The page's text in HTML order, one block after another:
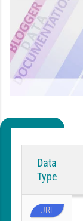
Data
Type
URL